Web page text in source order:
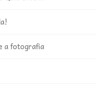
a fotografia